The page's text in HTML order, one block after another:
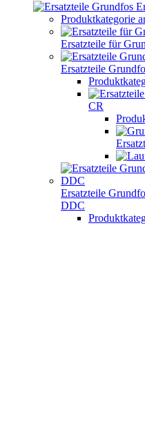
Produktkategorie
Ersatzteile für
Ersatzteile
CR
Ersatzteile
DDC